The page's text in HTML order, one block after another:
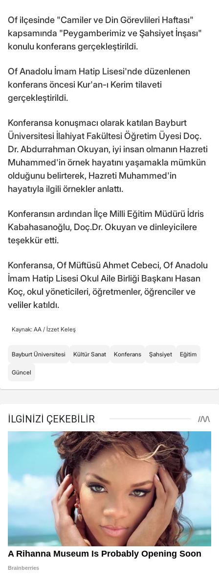
Of ilçesinde "Camiler ve Din Görevlileri Haftası"
kapsamında "Peygamberimiz ve Şahsiyet İnşası"
konulu konferans gerçekleştirildi.
Of Anadolu İmam Hatip Lisesi'nde düzenlenen
konferans öncesi Kur'an-ı Kerim tilaveti
gerçekleştirildi.
Konferansa konuşmacı olarak katılan Bayburt
Üniversitesi İlahiyat Fakültesi Öğretim Üyesi Doç.
Dr. Abdurrahman Okuyan, iyi insan olmanın Hazreti
Muhammed'in örnek hayatını yaşamakla mümkün
olduğunu belirterek, Hazreti Muhammed'in
hayatıyla ilgili örnekler anlattı.
Konferansın ardından İlçe Milli Eğitim Müdürü İdris
Kabahasanoğlu, Doç.Dr. Okuyan ve dinleyicilere
teşekkür etti.
Konferansa, Of Müftüsü Ahmet Cebeci, Of Anadolu
İmam Hatip Lisesi Okul Aile Birliği Başkanı Hasan
Koç, okul yöneticileri, öğretmenler, öğrenciler ve
veliler katıldı.
Kaynak: AA / İzzet Keleş
Bayburt Üniversitesi Kültür Sanat Konferans Şahsiyet Eğitim
Güncel